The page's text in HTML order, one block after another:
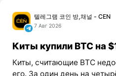
텔레그램 코인 방,채널 - CEN
7 Авг 2026
Киты купили BTC на
Киты, считающие BTC
его. За один день на